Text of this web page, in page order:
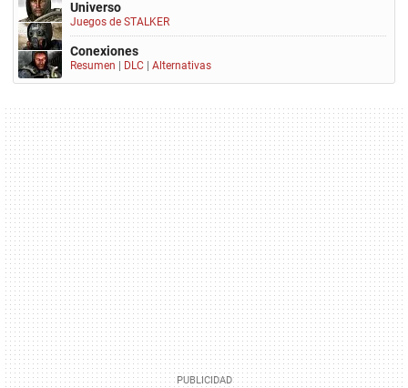
Universo
Juegos de STALKER
Conexiones
Resumen DLC Alternativas